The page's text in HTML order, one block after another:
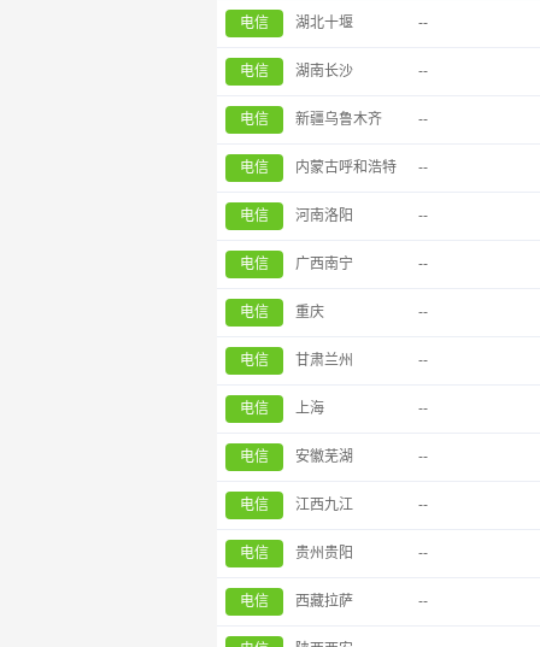
电信 湖北十堰 --
电信 湖南长沙 --
电信 新疆乌鲁木齐 --
电信 内蒙古呼和浩特 --
电信 河南洛阳 --
电信 广西南宁 --
电信 重庆 --
电信 甘肃兰州 --
电信 上海 --
电信 安徽芜湖 --
电信 江西九江 --
电信 贵州贵阳 --
电信 西藏拉萨 --